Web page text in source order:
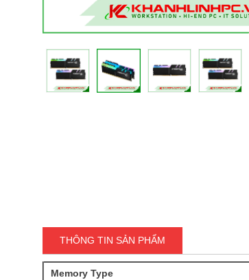
THÔNG TIN SẢN PHẨM
Memory Type